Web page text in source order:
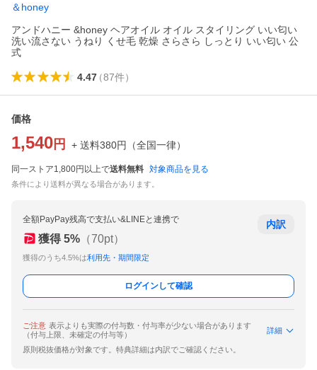
＆honey
アンドハニー &honey ヘアオイル オイル スタイリング いい匂い
洗い流さない うねり くせ毛 乾燥 さらさら しっとり いい匂い 公
式
4.47（87件）
価格
1,540 円 + 送料380円 （全国一律）
同一ストア1,800円以上で送料無料 対象商品を見る
条件により送料が異なる場合があります。
全額PayPay残高で支払い&LINEと連携で
獲得 5% （70pt）
獲得のうち4.5%は利用先・期間限定
内訳
ログインして確認
ご注意 表示よりも実際の付与数・付与率が少ない場合があります
（付与上限、未確定の付与等）
詳細
原則税抜価格が対象です。特典詳細は内訳でご確認ください。